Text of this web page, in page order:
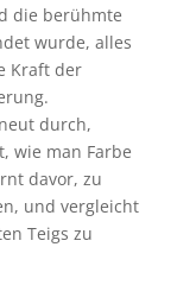
die berühmte
wurde, alles
Kraft der
durch,
wie man Farbe
davor, zu
und vergleicht
Teigs zu